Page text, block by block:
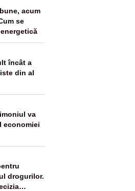
acum
se
încât a
din al
va
economiei
drogurilor.